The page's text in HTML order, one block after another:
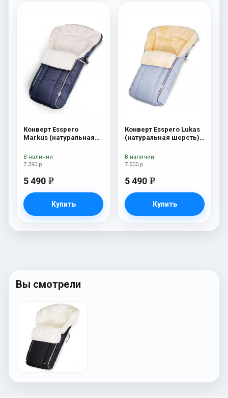
Конверт Esspero
Markus (натуральная
7 590 р
5 490 e
Купить
В наличии
Конверт Esspero Lukas
(натуральная шерсть)
7 500 р
5 490 e
Купить
В наличии
Вы смотрели